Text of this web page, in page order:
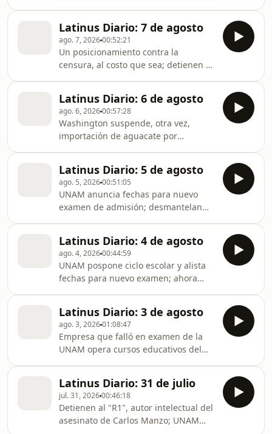
magnitud 7.4 golpea a Colombia y
Ecuador.
Latinus Diario: 7 de agosto
ago. 7, 202600:52:21
Un posicionamiento contra la
censura, al costo que sea; detienen a
despliegan a más militares en
Michoacán ante veto de EU contra
aguacate.
Latinus Diario: 6 de agosto
ago. 6, 202600:57:28
Washington suspende, otra vez,
importación de aguacate por
admisión en línea; aumentan casos
de diarrea “explosiva” en EU y México.
Latinus Diario: 5 de agosto
ago. 5, 202600:51:05
UNAM anuncia fechas para nuevo
examen de admisión; desmantelan
Sinaloa durante transmisión en vivo.
Latinus Diario: 4 de agosto
ago. 4, 202600:44:59
UNAM pospone ciclo escolar y alista
fechas para nuevo examen; ahora
"explosiva" en EU.
Latinus Diario: 3 de agosto
ago. 3, 202601:08:47
Empresa que falló en examen de la
UNAM opera cursos educativos del
universitarios; detienen a coautor de
asesinato de influencer en estética de
Jalisco.
Latinus Diario: 31 de julio
jul. 31, 202600:46:18
Detienen al "R1", autor intelectual del
asesinato de Carlos Manzo; UNAM